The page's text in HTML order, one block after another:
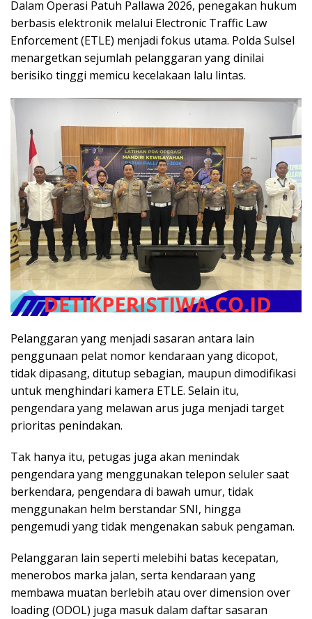
Dalam Operasi Patuh Pallawa 2026, penegakan hukum
berbasis elektronik melalui Electronic Traffic Law
Enforcement (ETLE) menjadi fokus utama. Polda Sulsel
menargetkan sejumlah pelanggaran yang dinilai
berisiko tinggi memicu kecelakaan lalu lintas.
Pelanggaran yang menjadi sasaran antara lain
penggunaan pelat nomor kendaraan yang dicopot,
tidak dipasang, ditutup sebagian, maupun dimodifikasi
untuk menghindari kamera ETLE. Selain itu,
pengendara yang melawan arus juga menjadi target
prioritas penindakan.
Tak hanya itu, petugas juga akan menindak
pengendara yang menggunakan telepon seluler saat
berkendara, pengendara di bawah umur, tidak
menggunakan helm berstandar SNI, hingga
pengemudi yang tidak mengenakan sabuk pengaman.
Pelanggaran lain seperti melebihi batas kecepatan,
menerobos marka jalan, serta kendaraan yang
membawa muatan berlebih atau over dimension over
loading (ODOL) juga masuk dalam daftar sasaran